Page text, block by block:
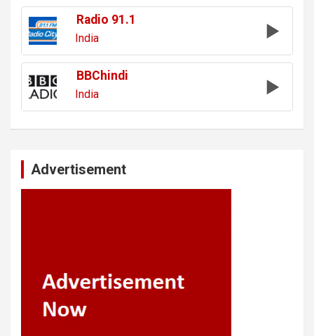
Radio 91.1
India
BBChindi
India
Advertisement